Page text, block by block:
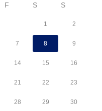
F S S
1 2
7 8 9
14 15 16
21 22 23
28 29 30